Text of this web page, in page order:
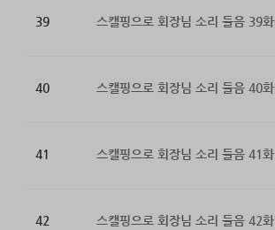
39 스캘핑으로 회장님 소리 들음 39화
40 스캘핑으로 회장님 소리 들음 40화
41 스캘핑으로 회장님 소리 들음 41화
42 스캘핑으로 회장님 소리 들음 42화